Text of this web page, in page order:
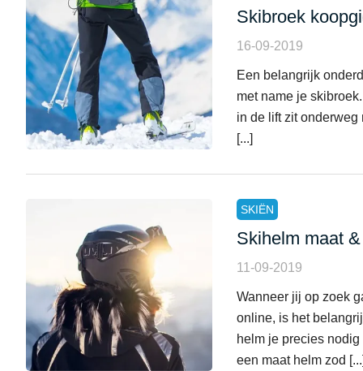
Skibroek
16-09-2019
Een belangrijk
met name je
in de lift zit
[...]
SKIËN
Skihelm maat
11-09-2019
Wanneer jij op zoek
online, is het
helm je precies
een maat helm zod [...]